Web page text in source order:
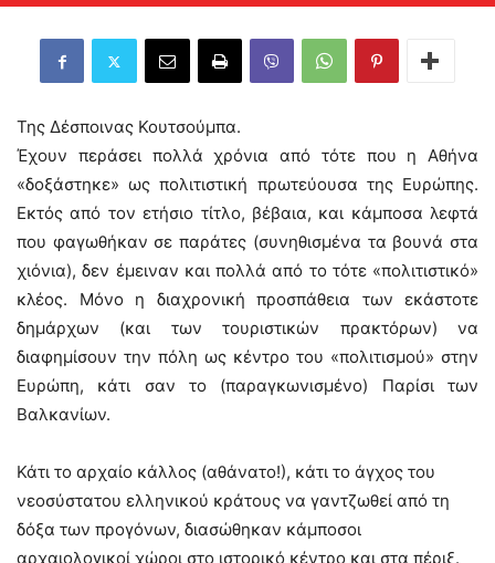
Της Δέσποινας Κουτσούμπα.
Έχουν περάσει πολλά χρόνια από τότε που η Αθήνα
«δοξάστηκε» ως πολιτιστική πρωτεύουσα της Ευρώπης.
Εκτός από τον ετήσιο τίτλο, βέβαια, και κάμποσα λεφτά
που φαγωθήκαν σε παράτες (συνηθισμένα τα βουνά στα
χιόνια), δεν έμειναν και πολλά από το τότε «πολιτιστικό»
κλέος. Μόνο η διαχρονική προσπάθεια των εκάστοτε
δημάρχων (και των τουριστικών πρακτόρων) να
διαφημίσουν την πόλη ως κέντρο του «πολιτισμού» στην
Ευρώπη, κάτι σαν το (παραγκωνισμένο) Παρίσι των
Βαλκανίων.
Κάτι το αρχαίο κάλλος (αθάνατο!), κάτι το άγχος του
νεοσύστατου ελληνικού κράτους να γαντζωθεί από τη
δόξα των προγόνων, διασώθηκαν κάμποσοι
αρχαιολογικοί χώροι στο ιστορικό κέντρο και στα πέριξ.